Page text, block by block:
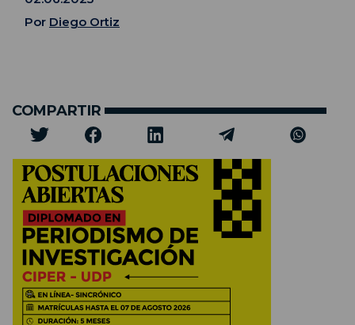
Por Diego Ortiz
COMPARTIR